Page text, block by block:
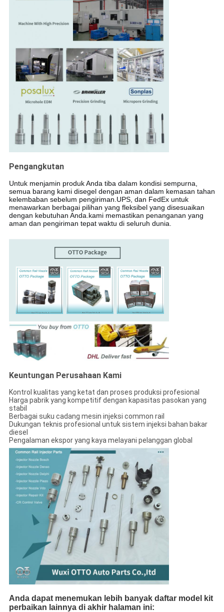
Pengangkutan
Untuk menjamin produk Anda tiba dalam kondisi sempurna,
semua barang kami disegel dengan aman dalam kemasan tahan
kelembaban sebelum pengiriman.UPS, dan FedEx untuk
menawarkan berbagai pilihan yang fleksibel yang disesuaikan
dengan kebutuhan Anda.kami memastikan penanganan yang
aman dan pengiriman tepat waktu di seluruh dunia.
Keuntungan Perusahaan Kami
Kontrol kualitas yang ketat dan proses produksi profesional
Harga pabrik yang kompetitif dengan kapasitas pasokan yang
stabil
Berbagai suku cadang mesin injeksi common rail
Dukungan teknis profesional untuk sistem injeksi bahan bakar
diesel
Pengalaman ekspor yang kaya melayani pelanggan global
Anda dapat menemukan lebih banyak daftar model kit
perbaikan lainnya di akhir halaman ini: